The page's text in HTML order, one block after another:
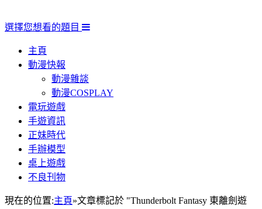
選擇您想看的題目
主頁
動漫快報
動漫雜談
動漫COSPLAY
電玩遊戲
手遊資訊
正妹時代
手辦模型
桌上遊戲
不良刊物
現在的位置:主頁»文章標記於 "Thunderbolt Fantasy 東離劍遊